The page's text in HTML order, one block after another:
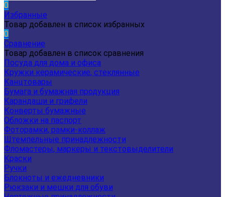
0
Избранные
Товар добавлен в список избранных
0
Сравнение
Товар добавлен в список сравнения
Посуда для дома и офиса
Кружки керамические, стеклянные
Канцтовары
Бумага и бумажная продукция
Карандаши и грифели
Конверты бумажные
Обложки на паспорт
Фоторамки, рамки-коллаж
Штемпельные принадлежности
Фломастеры, маркеры и текстовыделители
Краски
Ручки
Блокноты и ежедневники
Рюкзаки и мешки для обуви